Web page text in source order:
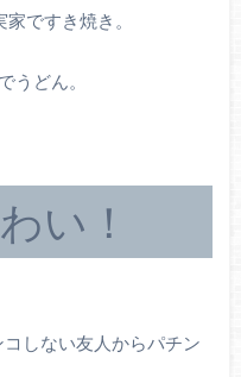
ですき焼き。
うどん。
い！
しない友人からパチン